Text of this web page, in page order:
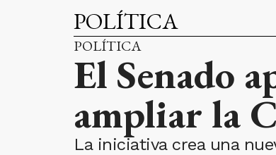
POLÍTICA
POLÍTICA
El Senado
ampliar la
La iniciativa crea una